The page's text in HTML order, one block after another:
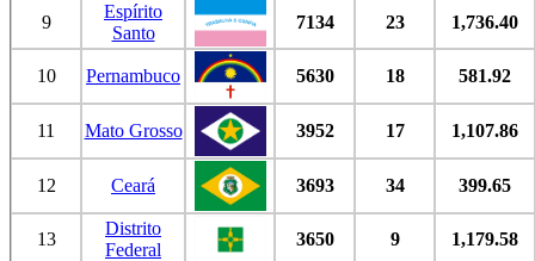
9
Espírito
Santo
7134 23 1,736.40
10 Pernambuco 5630 18 581.92
11 Mato Grosso 3952 17 1,107.86
12 Ceará 3693 34 399.65
13
Distrito
Federal
3650 9 1,179.58